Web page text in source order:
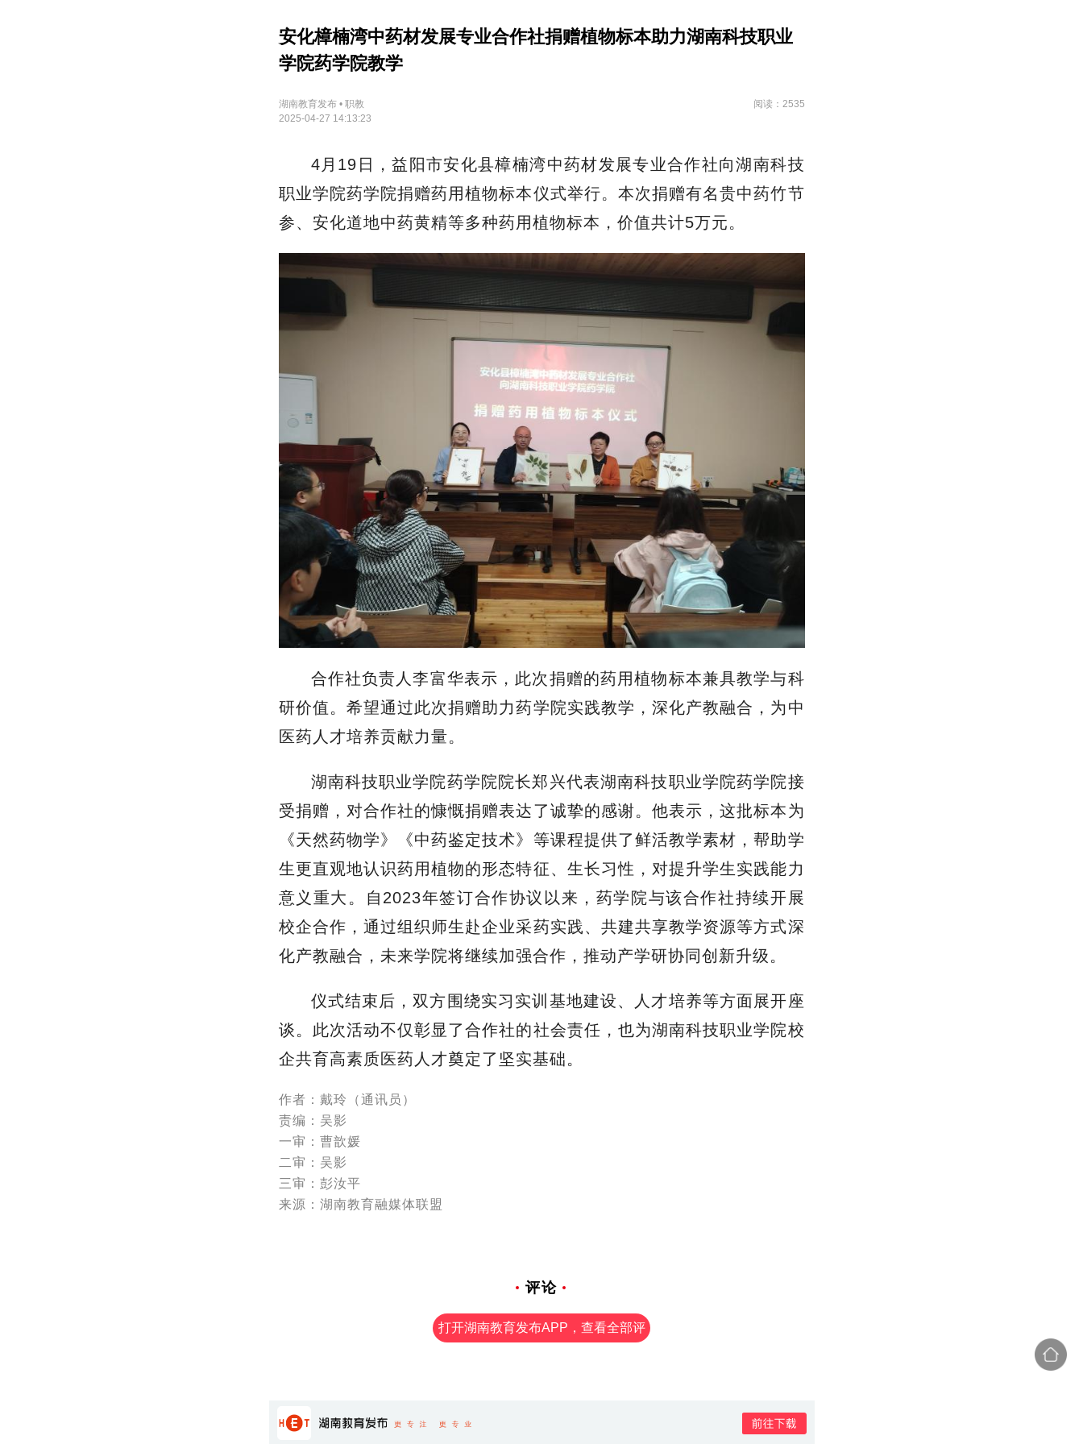
安化樟楠湾中药材发展专业合作社捐赠植物标本助力湖南科技职业
学院药学院教学
湖南教育发布 • 职教
阅读：2535
2025-04-27 14:13:23
4月19日，益阳市安化县樟楠湾中药材发展专业合作社向湖南科技
职业学院药学院捐赠药用植物标本仪式举行。本次捐赠有名贵中药竹节
参、安化道地中药黄精等多种药用植物标本，价值共计5万元。
合作社负责人李富华表示，此次捐赠的药用植物标本兼具教学与科
研价值。希望通过此次捐赠助力药学院实践教学，深化产教融合，为中
医药人才培养贡献力量。
湖南科技职业学院药学院院长郑兴代表湖南科技职业学院药学院接
受捐赠，对合作社的慷慨捐赠表达了诚挚的感谢。他表示，这批标本为
《天然药物学》《中药鉴定技术》等课程提供了鲜活教学素材，帮助学
生更直观地认识药用植物的形态特征、生长习性，对提升学生实践能力
意义重大。自2023年签订合作协议以来，药学院与该合作社持续开展
校企合作，通过组织师生赴企业采药实践、共建共享教学资源等方式深
化产教融合，未来学院将继续加强合作，推动产学研协同创新升级。
仪式结束后，双方围绕实习实训基地建设、人才培养等方面展开座
谈。此次活动不仅彰显了合作社的社会责任，也为湖南科技职业学院校
企共育高素质医药人才奠定了坚实基础。
作者：戴玲（通讯员）
责编：吴影
一审：曹歆媛
二审：吴影
三审：彭汝平
来源：湖南教育融媒体联盟
评论
打开湖南教育发布APP，查看全部评